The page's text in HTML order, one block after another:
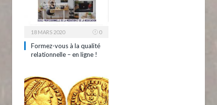
18 MARS 2020 0
Formez-vous à la qualité
relationnelle – en ligne !